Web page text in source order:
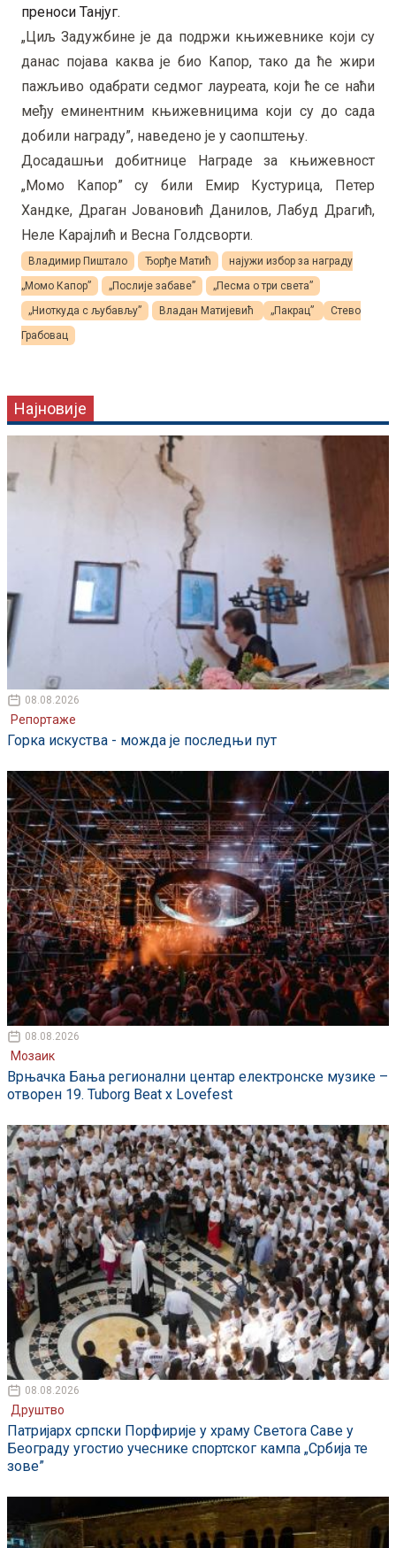
преноси Танјуг.
„Циљ Задужбине је да подржи књижевнике који су
данас појава каква је био Капор, тако да ће жири
пажљиво одабрати седмог лауреата, који ће се наћи
међу еминентним књижевницима који су до сада
добили награду”, наведено је у саопштењу.
Досадашњи добитнице Награде за књижевност
„Момо Капор” су били Емир Кустурица, Петер
Хандке, Драган Јовановић Данилов, Лабуд Драгић,
Неле Карајлић и Весна Голдсворти.
Владимир Пиштало Ђорђе Матић
најужи избор за награду
„Момо Капор”
„Послије забаве”
„Песма о три света”
„Ниоткуда с љубављу”
Владан Матијевић „Пакрац”
Стево
Грабовaц
Најновије
08.08.2026
Репортаже
Горка искуства - можда је последњи пут
08.08.2026
Мозаик
Врњачка Бања регионални центар електронске музике –
отворен 19. Tuborg Beat x Lovefest
08.08.2026
Друштво
Патријарх српски Порфирије у храму Светога Саве у
Београду угостио учеснике спортског кампа „Србија те
зове”